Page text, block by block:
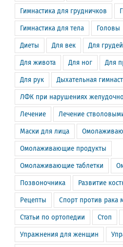
Гимнастика для грудничков
Гимнастика для тела Головы
Диеты Для век Для грудей
Для живота Для ног Для
Для рук Дыхательная
ЛФК при нарушениях
Лечение Лечение
Маски для лица
Омолаживающие продукты
Омолаживающие таблетки
Позвоночника Развитие
Рецепты Спорт против рака
Статьи по ортопедии Стоп
Упражнения для женщин